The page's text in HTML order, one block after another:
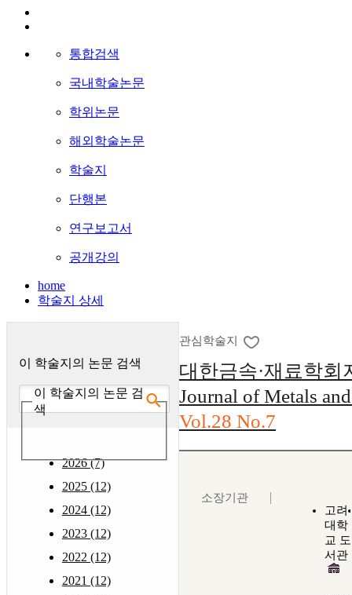
통합검색
국내학술논문
학위논문
해외학술논문
학술지
단행본
연구보고서
공개강의
home
학술지 상세
이 학술지의 논문 검색
이 학술지의 논문 검
색
2026 (7)
2025 (12)
2024 (12)
2023 (12)
2022 (12)
2021 (12)
관심학술지
대한금속·재료학회
Journal of Metals
Vol.28 No.7
소장기관
고려
대학
교 도
서관